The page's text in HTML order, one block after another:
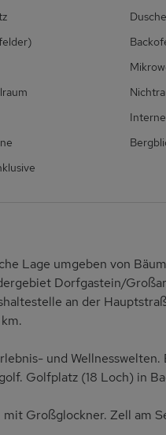
Dusche
Lage umgeben von
Dorfgastein/
an der
und Wellnesswelten.
Golfplatz (18 Loch) in
Großglockner. Zell am